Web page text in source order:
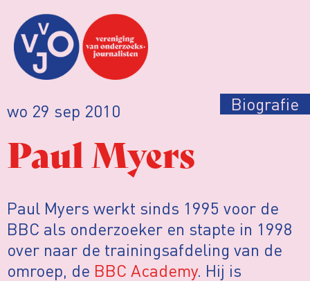
wo 29 sep 2010 Biografie
Paul Myers
Paul Myers werkt sinds 1995 voor de
BBC als onderzoeker en stapte in 1998
over naar de trainingsafdeling van de
omroep, de BBC Academy. Hij is